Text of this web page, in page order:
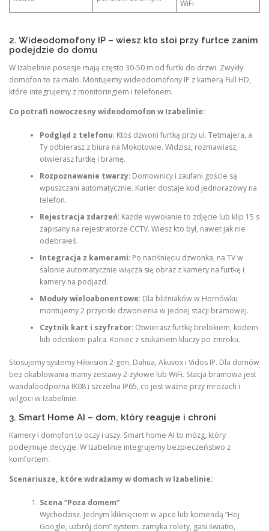
WiFi
2. Wideodomofony IP – wiesz kto stoi przy furtce zanim
podejdzie do domu
W Izabelinie posesje mają często 30-50 m od furtki do drzwi. Zwykły
domofon to za mało. Montujemy wideodomofony IP z kamerą Full HD,
które integrujemy z monitoringiem i telefonem.
Co potrafi nowoczesny wideodomofon w Izabelinie:
Podgląd z telefonu: Ktoś dzwoni furtką przy ul. Tetmajera, a
Ty odbierasz z biura na Mokotowie. Widzisz, rozmawiasz,
otwierasz furtkę i bramę.
Rozpoznawanie twarzy: Domownicy i zaufani goście są
wpuszczani automatycznie. Kurier dostaje kod jednorazowy na
telefon.
Rejestracja zdarzeń: Każde wywołanie to zdjęcie lub klip 15 s
zapisany na rejestratorze CCTV. Wiesz kto był, nawet jak nie
odebrałeś.
Integracja z kamerami: Po naciśnięciu dzwonka, na TV w
salonie automatycznie włącza się obraz z kamery na furtkę i
kamery na podjazd.
Moduły wieloabonentowe: Dla bliźniaków w Hornówku
montujemy 2 przyciski dzwonienia w jednej stacji bramowej.
Czytnik kart i szyfrator: Otwierasz furtkę brelokiem, kodem
lub odciskem palca. Koniec z szukaniem kluczy po zmroku.
Stosujemy systemy Hikvision 2-gen, Dahua, Akuvox i Vidos IP. Dla domów
bez okablowania mamy zestawy 2-żyłowe lub WiFi. Stacja bramowa jest
wandaloodporna IK08 i szczelna IP65, co jest ważne przy mrozach i
wilgoci w Izabelinie.
3. Smart Home AI – dom, który reaguje i chroni
Kamery i domofon to oczy i uszy. Smart home AI to mózg, który
podejmuje decyzje. W Izabelinie integrujemy bezpieczeństwo z
komfortem.
Scenariusze, które wdrażamy w domach w Izabelinie:
Scena “Poza domem”
Wychodzisz. Jednym kliknięciem w apce lub komendą “Hej
Google, uzbrój dom” system: zamyka rolety, gasi światło,